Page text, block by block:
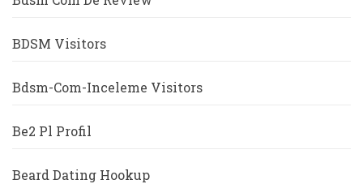
BDSM Visitors
Bdsm-Com-Inceleme Visitors
Be2 Pl Profil
Beard Dating Hookup